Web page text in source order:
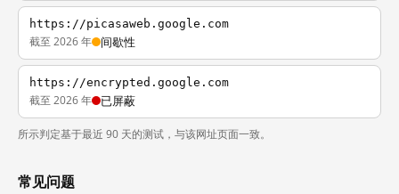
https://picasaweb.google.com
截至 2026 年 间歇性
https://encrypted.google.com
截至 2026 年 已屏蔽
所示判定基于最近 90 天的测试，与该网址页面一致。
常见问题